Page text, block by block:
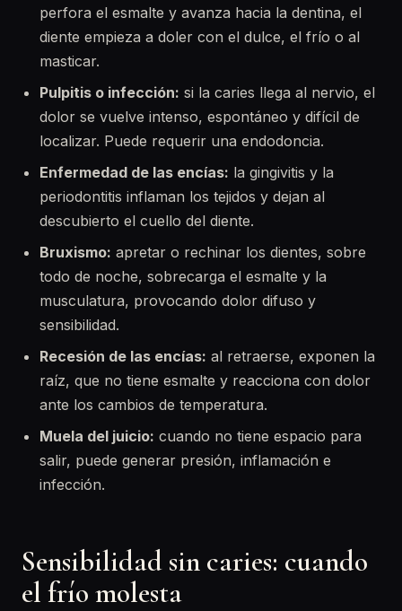
perfora el esmalte y avanza hacia la dentina, el
diente empieza a doler con el dulce, el frío o al
masticar.
Pulpitis o infección: si la caries llega al nervio, el
dolor se vuelve intenso, espontáneo y difícil de
localizar. Puede requerir una endodoncia.
Enfermedad de las encías: la gingivitis y la
periodontitis inflaman los tejidos y dejan al
descubierto el cuello del diente.
Bruxismo: apretar o rechinar los dientes, sobre
todo de noche, sobrecarga el esmalte y la
musculatura, provocando dolor difuso y
sensibilidad.
Recesión de las encías: al retraerse, exponen la
raíz, que no tiene esmalte y reacciona con dolor
ante los cambios de temperatura.
Muela del juicio: cuando no tiene espacio para
salir, puede generar presión, inflamación e
infección.
Sensibilidad sin caries: cuando
el frío molesta